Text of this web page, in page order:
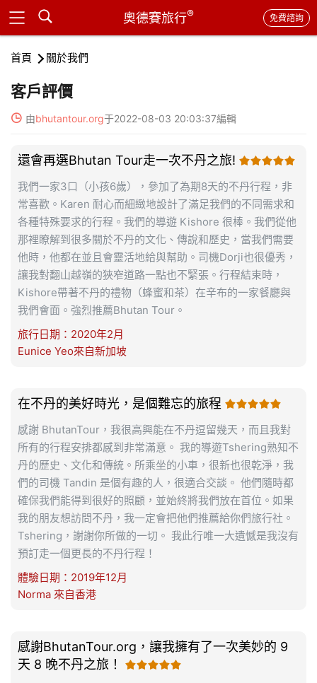
奧德賽旅行® 免費諮詢
首頁 關於我們
客戶評價
 由bhutantour.org于2022-08-03 20:03:37編輯
還會再選Bhutan Tour走一次不丹之旅! 
我們一家3口（小孩6歲），參加了為期8天的不丹行程，非
常喜歡。Karen 耐心而細緻地設計了滿足我們的不同需求和
各種特殊要求的行程。我們的導遊 Kishore 很棒。我們從他
那裡瞭解到很多關於不丹的文化、傳說和歷史，當我們需要
他時，他都在並且會靈活地給與幫助。司機Dorji也很優秀，
讓我對翻山越嶺的狹窄道路一點也不緊張。行程結束時，
Kishore帶著不丹的禮物（蜂蜜和茶）在辛布的一家餐廳與
我們會面。強烈推薦Bhutan Tour。
旅行日期：2020年2月
Eunice Yeo來自新加坡
在不丹的美好時光，是個難忘的旅程 
感謝 BhutanTour，我很高興能在不丹逗留幾天，而且我對
所有的行程安排都感到非常滿意。 我的導遊Tshering熟知不
丹的歷史、文化和傳統。所乘坐的小車，很新也很乾淨，我
們的司機 Tandin 是個有趣的人，很適合交談。 他們隨時都
確保我們能得到很好的照顧，並始終將我們放在首位。如果
我的朋友想訪問不丹，我一定會把他們推薦給你們旅行社。
Tshering，謝謝你所做的一切。 我此行唯一大遺憾是我沒有
預訂走一個更長的不丹行程！
體驗日期：2019年12月
Norma 來自香港
感謝BhutanTour.org，讓我擁有了一次美妙的 9
天 8 晚不丹之旅！
